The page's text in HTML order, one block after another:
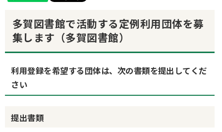
多賀図書館で活動する定例利用団体を募
集します（多賀図書館）
利用登録を希望する団体は、次の書類を提出してくだ
さい
提出書類